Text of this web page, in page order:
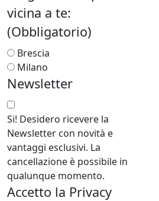
vicina a te:
(Obbligatorio)
Brescia
Milano
Newsletter
Si! Desidero ricevere la
Newsletter con novità e
vantaggi esclusivi. La
cancellazione è possibile in
qualunque momento.
Accetto la Privacy